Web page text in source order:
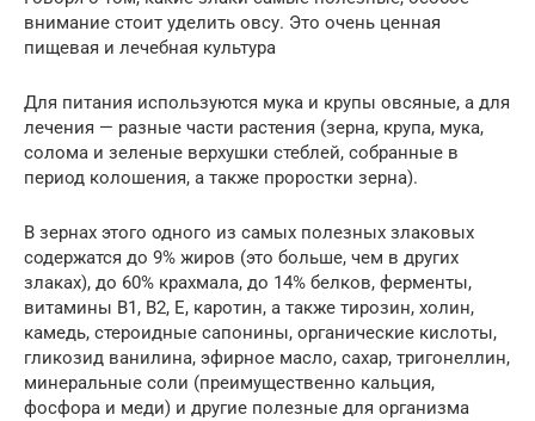
внимание стоит уделить овсу. Это очень ценная
пищевая и лечебная культура
Для питания используются мука и крупы овсяные, а для
лечения — разные части растения (зерна, крупа, мука,
солома и зеленые верхушки стеблей, собранные в
период колошения, а также проростки зерна).
В зернах этого одного из самых полезных злаковых
содержатся до 9% жиров (это больше, чем в других
злаках), до 60% крахмала, до 14% белков, ферменты,
витамины В1, В2, Е, каротин, а также тирозин, холин,
камедь, стероидные сапонины, органические кислоты,
гликозид ванилина, эфирное масло, сахар, тригонеллин,
минеральные соли (преимущественно кальция,
фосфора и меди) и другие полезные для организма